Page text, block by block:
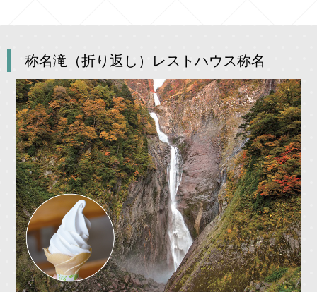
称名滝（折り返し）レストハウス称名